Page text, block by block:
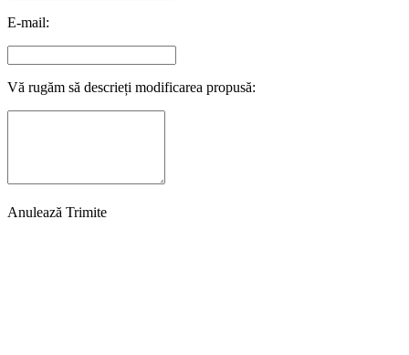
E-mail:
Vă rugăm să descrieți modificarea propusă:
Anulează Trimite